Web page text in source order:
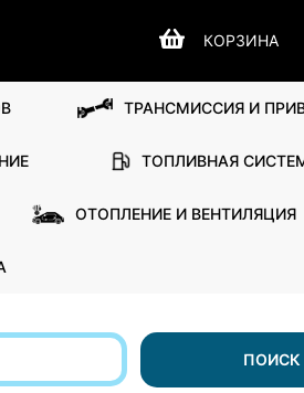
ТРАНСМИССИЯ И
ТОПЛИВНАЯ
ОТОПЛЕНИЕ И ВЕНТИЛЯЦИЯ
ПОИСК
КОРЗИНА